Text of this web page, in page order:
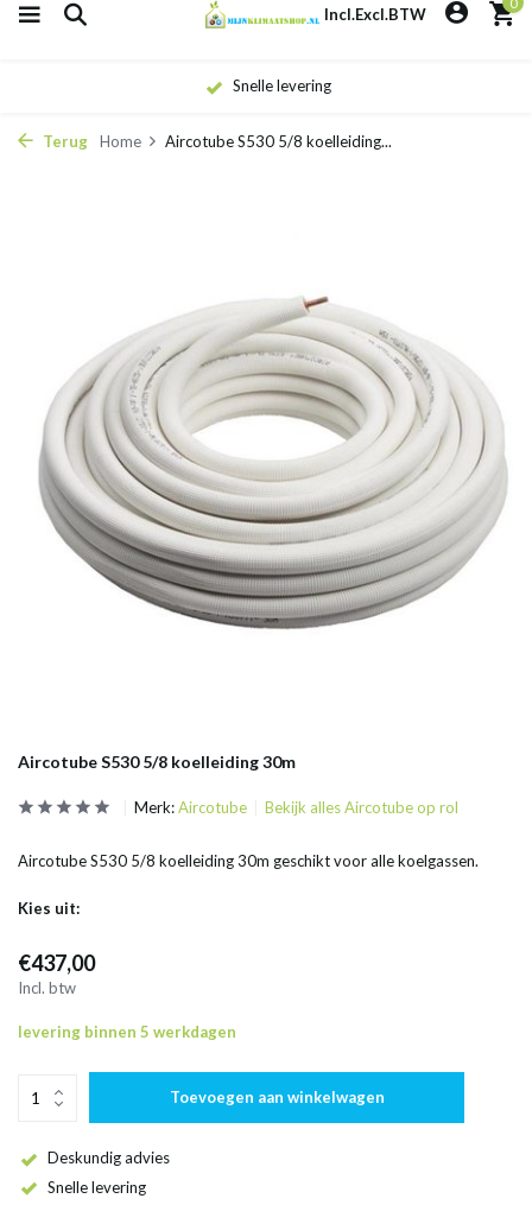
Incl.Excl.BTW
Snelle levering
Terug Home Aircotube S530 5/8 koelleiding...
Aircotube S530 5/8 koelleiding 30m
Merk:Aircotube Bekijk alles Aircotube op rol
Aircotube S530 5/8 koelleiding 30m geschikt voor alle koelgassen.
Kies uit:
€437,00
Incl. btw
levering binnen 5 werkdagen
Toevoegen aan winkelwagen
Deskundig advies
Snelle levering